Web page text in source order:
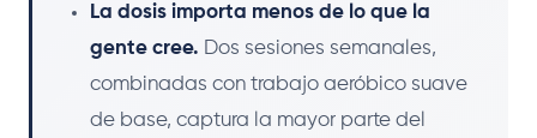
La dosis importa menos de lo que la
gente cree. Dos sesiones semanales,
combinadas con trabajo aeróbico suave
de base, captura la mayor parte del